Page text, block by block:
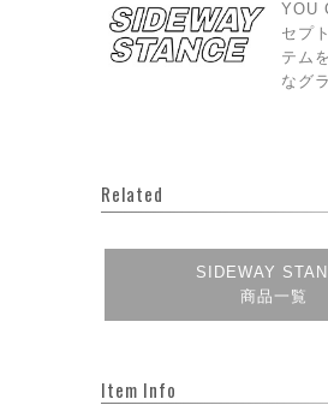
YOU
セプ
テム
なグ
Related
SIDEWAY
商品一覧
Item Info